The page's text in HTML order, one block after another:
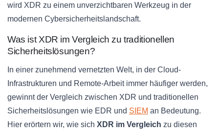
wird XDR zu einem unverzichtbaren Werkzeug in der
modernen Cybersicherheitslandschaft.
Was ist XDR im Vergleich zu traditionellen
Sicherheitslösungen?
In einer zunehmend vernetzten Welt, in der Cloud-
Infrastrukturen und Remote-Arbeit immer häufiger werden,
gewinnt der Vergleich zwischen XDR und traditionellen
Sicherheitslösungen wie EDR und SIEM an Bedeutung.
Hier erörtern wir, wie sich XDR im Vergleich zu diesen